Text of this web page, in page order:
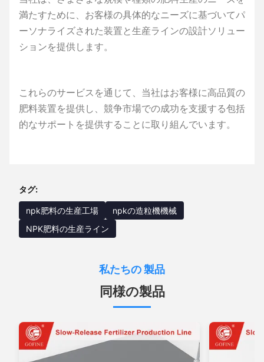
満たすために、お客様の具体的なニーズに基づいてパ
ーソナライズされた装置と生産ラインの設計ソリュー
ションを提供します。
これらのサービスを通じて、当社はお客様に高品質の
肥料装置を提供し、競争市場での成功を支援する包括
的なサポートを提供することに取り組んでいます。
タグ:
npk肥料の生産工場
npkの造粒機機械
NPK肥料の生産ライン
私たちの 製品
同様の製品